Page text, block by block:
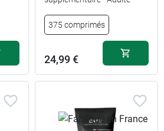
375 comprimés
24,99 €